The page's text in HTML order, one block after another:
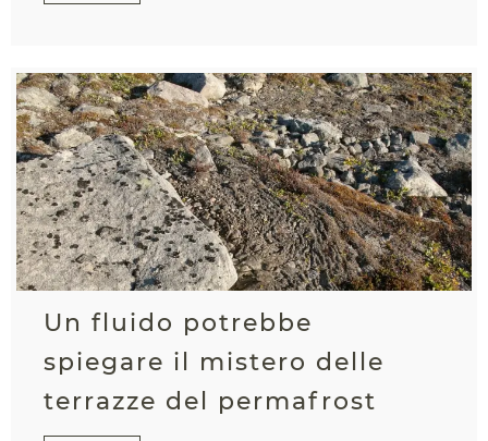
Un fluido potrebbe
spiegare il mistero delle
terrazze del permafrost